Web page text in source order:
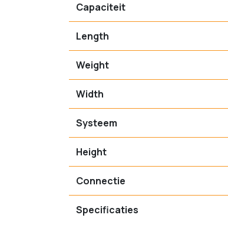
Capaciteit
Length
Weight
Width
Systeem
Height
Connectie
Specificaties